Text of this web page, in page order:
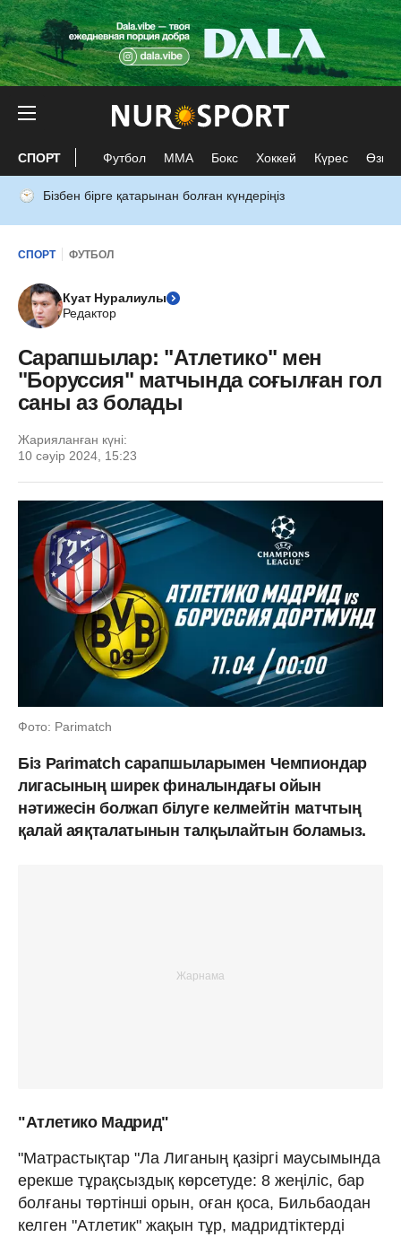
СПОРТ Футбол ММА Бокс Хоккей Күрес Өзге
Бізбен бірге қатарынан болған күндеріңіз
СПОРТ ФУТБОЛ
Куат Нуралиулы
Редактор
Сарапшылар: "Атлетико" мен
"Боруссия" матчында соғылған гол
саны аз болады
Жарияланған күні:
10 сәуір 2024, 15:23
Фото: Parimatch
Біз Parimatch сарапшыларымен Чемпиондар
лигасының ширек финалындағы ойын
нәтижесін болжап білуге келмейтін матчтың
қалай аяқталатынын талқылайтын боламыз.
"Атлетико Мадрид"
"Матрастықтар "Ла Лиганың қазіргі маусымында
ерекше тұрақсыздық көрсетуде: 8 жеңіліс, бар
болғаны төртінші орын, оған қоса, Бильбаодан
келген "Атлетик" жақын тұр, мадридтіктерді